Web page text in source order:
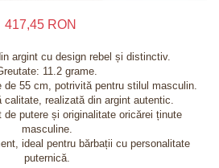
417,45 RON
argint cu design rebel și distinctiv.
11.2 grame.
de 55 cm, potrivită pentru stilul masculin.
calitate, realizată din argint autentic.
de putere și originalitate oricărei ținute
masculine.
ideal pentru bărbații cu personalitate
puternică.